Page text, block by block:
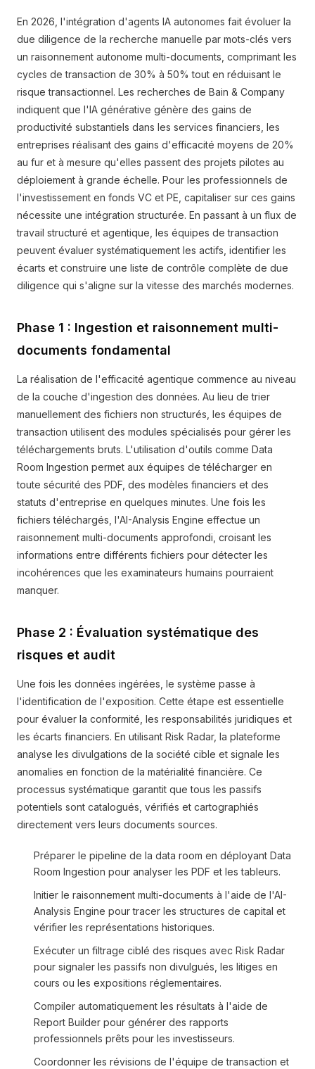
En 2026, l'intégration d'agents IA autonomes fait évoluer la
due diligence de la recherche manuelle par mots-clés vers
un raisonnement autonome multi-documents, comprimant les
cycles de transaction de 30% à 50% tout en réduisant le
risque transactionnel. Les recherches de Bain & Company
indiquent que l'IA générative génère des gains de
productivité substantiels dans les services financiers, les
entreprises réalisant des gains d'efficacité moyens de 20%
au fur et à mesure qu'elles passent des projets pilotes au
déploiement à grande échelle. Pour les professionnels de
l'investissement en fonds VC et PE, capitaliser sur ces gains
nécessite une intégration structurée. En passant à un flux de
travail structuré et agentique, les équipes de transaction
peuvent évaluer systématiquement les actifs, identifier les
écarts et construire une liste de contrôle complète de due
diligence qui s'aligne sur la vitesse des marchés modernes.
Phase 1 : Ingestion et raisonnement multi-
documents fondamental
La réalisation de l'efficacité agentique commence au niveau
de la couche d'ingestion des données. Au lieu de trier
manuellement des fichiers non structurés, les équipes de
transaction utilisent des modules spécialisés pour gérer les
téléchargements bruts. L'utilisation d'outils comme Data
Room Ingestion permet aux équipes de télécharger en
toute sécurité des PDF, des modèles financiers et des
statuts d'entreprise en quelques minutes. Une fois les
fichiers téléchargés, l'AI-Analysis Engine effectue un
raisonnement multi-documents approfondi, croisant les
informations entre différents fichiers pour détecter les
incohérences que les examinateurs humains pourraient
manquer.
Phase 2 : Évaluation systématique des
risques et audit
Une fois les données ingérées, le système passe à
l'identification de l'exposition. Cette étape est essentielle
pour évaluer la conformité, les responsabilités juridiques et
les écarts financiers. En utilisant Risk Radar, la plateforme
analyse les divulgations de la société cible et signale les
anomalies en fonction de la matérialité financière. Ce
processus systématique garantit que tous les passifs
potentiels sont catalogués, vérifiés et cartographiés
directement vers leurs documents sources.
Préparer le pipeline de la data room en déployant Data
Room Ingestion pour analyser les PDF et les tableurs.
Initier le raisonnement multi-documents à l'aide de l'AI-
Analysis Engine pour tracer les structures de capital et
vérifier les représentations historiques.
Exécuter un filtrage ciblé des risques avec Risk Radar
pour signaler les passifs non divulgués, les litiges en
cours ou les expositions réglementaires.
Compiler automatiquement les résultats à l'aide de
Report Builder pour générer des rapports
professionnels prêts pour les investisseurs.
Coordonner les révisions de l'équipe de transaction et